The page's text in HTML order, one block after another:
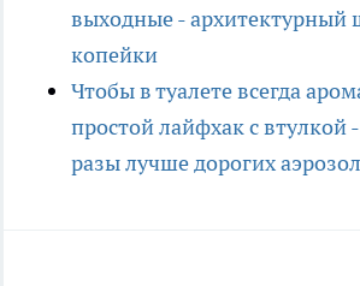
выходные - архитектурный
копейки
Чтобы в туалете всегда
простой лайфхак с втулкой
разы лучше дорогих